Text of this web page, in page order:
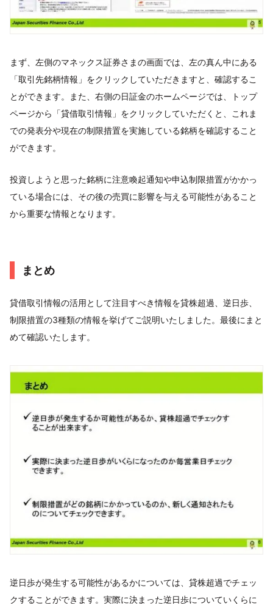
まず、左側のマネックス証券さまの画面では、左の真ん中にある
「取引先銘柄情報」をクリックしていただきますと、確認するこ
とができます。また、右側の日証金のホームページでは、トップ
ページから「貸借取引情報」をクリックしていただくと、これま
での発表分や現在の制限措置を実施している銘柄を確認すること
ができます。
投資しようと思った銘柄に注意喚起通知や申込制限措置がかかっ
ている場合には、その後の売買に影響を与える可能性があること
から重要な情報となります。
まとめ
貸借取引情報の活用として注目すべき情報を貸株超過、逆日歩、
制限措置の3種類の情報を挙げてご説明いたしました。最後にまと
めて確認いたします。
逆日歩が発生する可能性があるかについては、貸株超過でチェッ
クすることができます。実際に決まった逆日歩についていくらに